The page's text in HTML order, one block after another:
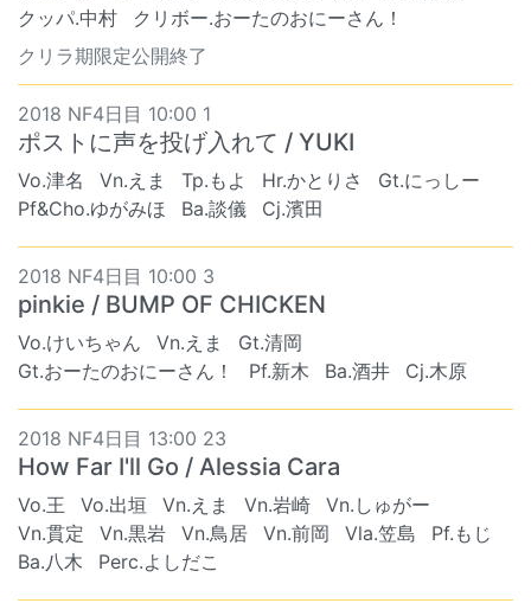
クッパ.中村
クリボー.おーたのおにーさん！
クリラ期限定公開終了
2018 NF4日目 10:00 1
ポストに声を投げ入れて / YUKI
Vo.津名 Vn.えま Tp.もよ Hr.かとりさ
Gt.にっしー
Pf&Cho.ゆがみほ
Ba.談儀 Cj.濱田
2018 NF4日目 10:00 3
pinkie / BUMP OF CHICKEN
Vo.けいちゃん Vn.えま
Gt.清岡
Gt.おーたのおにーさん！
Pf.新木 Ba.酒井 Cj.木原
2018 NF4日目 13:00 23
How Far I'll Go / Alessia Cara
Vo.王 Vo.出垣 Vn.えま Vn.岩崎
Vn.しゅがー
Vn.貫定
Vn.黒岩 Vn.鳥居 Vn.前岡 Vla.笠島
Pf.もじ
Ba.八木
Perc.よしだこ